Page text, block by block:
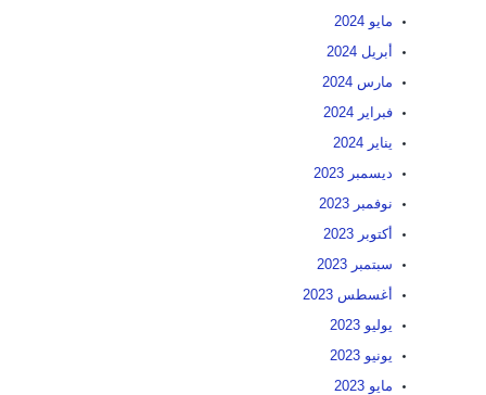
مايو 2024
أبريل 2024
مارس 2024
فبراير 2024
يناير 2024
ديسمبر 2023
نوفمبر 2023
أكتوبر 2023
سبتمبر 2023
أغسطس 2023
يوليو 2023
يونيو 2023
مايو 2023